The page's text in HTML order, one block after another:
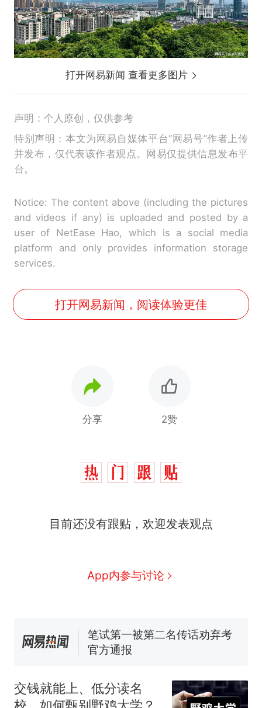
打开网易新闻 查看更多图片
声明：个人原创，仅供参考
特别声明：本文为网易自媒体平台“网易号”作者上传
并发布，仅代表该作者观点。网易仅提供信息发布平
台。
Notice: The content above (including the pictures
and videos if any) is uploaded and posted by a
user of NetEase Hao, which is a social media
platform and only provides information storage
services.
打开网易新闻，阅读体验更佳
分享 2赞
目前还没有跟贴，欢迎发表观点
App内参与讨论
人生
新 费大厨“全国小炒肉大王”称
号，仅凭视频评出？中国烹饪
来源：参考消息）
笔试第一被第二名传话劝弃考
官方通报
试前13名均遭淘汰？教育局：
已叫停招聘，成立调查组全面
台风"白海豚"中心附近最大风
交钱就能上、低分读名